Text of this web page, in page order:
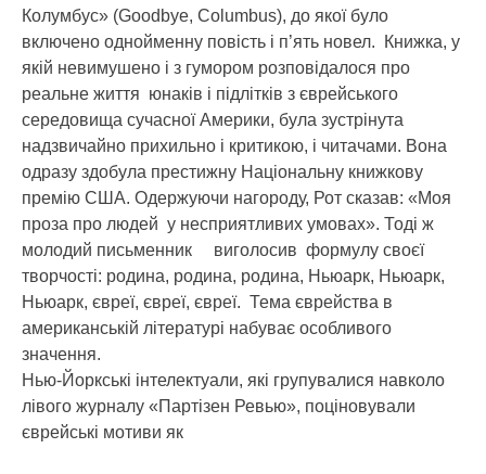
Колумбус» (Goodbye, Columbus), до якої було
включено однойменну повість і п’ять новел. Книжка, у
якій невимушено і з гумором розповідалося про
реальне життя юнаків і підлітків з єврейського
середовища сучасної Америки, була зустрінута
надзвичайно прихильно і критикою, і читачами. Вона
одразу здобула престижну Національну книжкову
премію США. Одержуючи нагороду, Рот сказав: «Моя
проза про людей у несприятливих умовах». Тоді ж
молодий письменник виголосив формулу своєї
творчості: родина, родина, родина, Ньюарк, Ньюарк,
Ньюарк, євреї, євреї, євреї. Тема єврейства в
американській літературі набуває особливого
значення.
Нью-Йоркські інтелектуали, які групувалися навколо
лівого журналу «Партізен Ревью», поціновували
єврейські мотиви як